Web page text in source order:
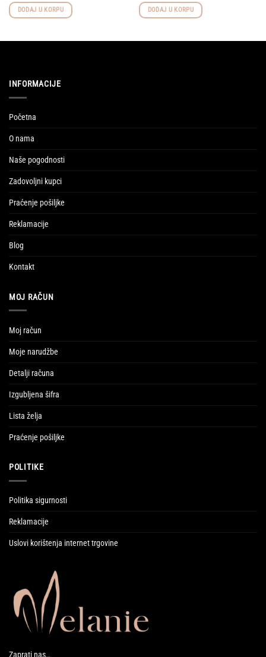
DODAJ U KORPU DODAJ U KORPU
INFORMACIJE
Početna
O nama
Naše pogodnosti
Zadovoljni kupci
Praćenje pošiljke
Reklamacije
Blog
Kontakt
MOJ RAČUN
Moj račun
Moje narudžbe
Detalji računa
Izgubljena šifra
Lista želja
Praćenje pošiljke
POLITIKE
Politika sigurnosti
Reklamacije
Uslovi korištenja internet trgovine
Zaprati nas…